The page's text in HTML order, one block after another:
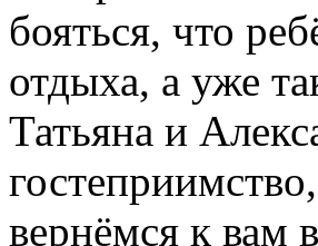
бояться, что
отдыха, а уже
Татьяна и
вернёмся к вам